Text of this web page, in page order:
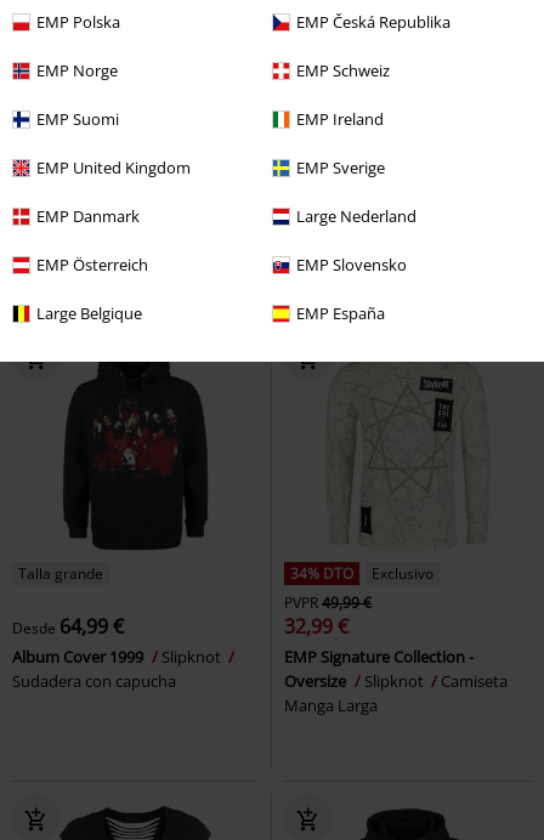
EMP Polska EMP Česká Republika
EMP Norge EMP Schweiz
EMP Suomi EMP Ireland
EMP United Kingdom EMP Sverige
EMP Danmark Large Nederland
EMP Österreich EMP Slovensko
Large Belgique EMP España
19% DTO
Exclusivo
64,59 €
Slipknot
Capucha con
% Talla grande
Desde 22,94 €
Talla grande
Desde 64,99 €
Album Cover 1999
Slipknot
Sudadera con capucha
34% DTO
Exclusivo
PVPR49,99 €
32,99 €
EMP Signature Collection -
Oversize
Slipknot
Camiseta
Manga Larga